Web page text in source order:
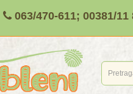
063/470-611; 00381/11